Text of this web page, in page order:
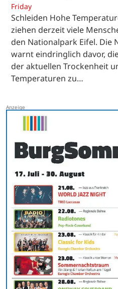
Friday
Schleiden Hohe
ziehen derzeit viele
den Nationalpark Eifel. Die
warnt eindringlich davor,
der aktuellen Trockenheit
Temperaturen zu…